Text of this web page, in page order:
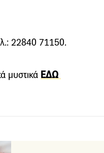
22840 71150.
μυστικά ΕΔΩ